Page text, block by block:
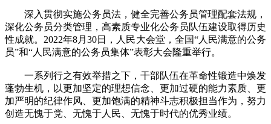
深入贯彻实施公务员法，健全完善公务员管理配套法规，
深化公务员分类管理，高素质专业化公务员队伍建设取得历史
性成就。2022年8月30日，人民大会堂，全国“人民满意的公务
员”和“人民满意的公务员集体”表彰大会隆重举行。
一系列行之有效举措之下，干部队伍在革命性锻造中焕发
蓬勃生机，以更加坚定的理想信念、更加过硬的能力素质、更
加严明的纪律作风、更加饱满的精神斗志积极担当作为，努力
创造无愧于党、无愧于人民、无愧于时代的优秀业绩。